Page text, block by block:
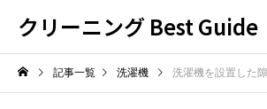
クリーニング Best Guide
記事一覧 洗濯機 洗濯機を設置した隙間の掃除はど